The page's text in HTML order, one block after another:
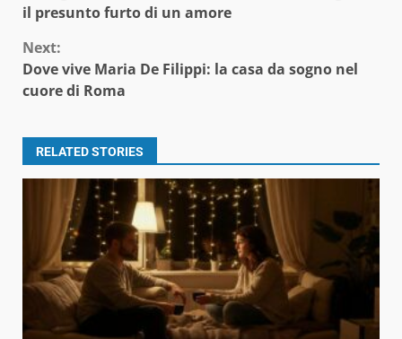
Reading
il presunto furto di un amore
Next:
Dove vive Maria De Filippi: la casa da sogno nel
cuore di Roma
RELATED STORIES